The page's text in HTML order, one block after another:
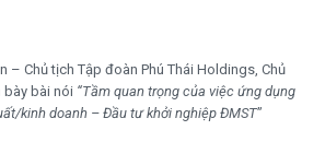
– Chủ tịch Tập đoàn Phú Thái Holdings, Chủ
bày bài nói “Tầm quan trọng của việc ứng dụng
kinh doanh – Đầu tư khởi nghiệp ĐMST”